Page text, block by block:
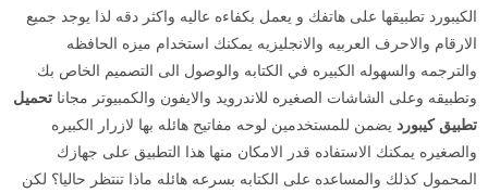
الكيبورد تطبيقها على هاتفك و يعمل بكفاءه عاليه واكثر دقه لذا يوجد جميع
الارقام والاحرف العربيه والانجليزيه يمكنك استخدام ميزه الحافظه
والترجمه والسهوله الكبيره في الكتابه والوصول الى التصميم الخاص بك
وتطبيقه وعلى الشاشات الصغيره للاندرويد والايفون والكمبيوتر مجانا تحميل
تطبيق كيبورد يضمن للمستخدمين لوحه مفاتيح هائله بها لازرار الكبيره
والصغيره يمكنك الاستفاده قدر الامكان منها هذا التطبيق على جهازك
المحمول كذلك والمساعده على الكتابه بسرعه هائله ماذا تنتظر حاليا؟ لكن